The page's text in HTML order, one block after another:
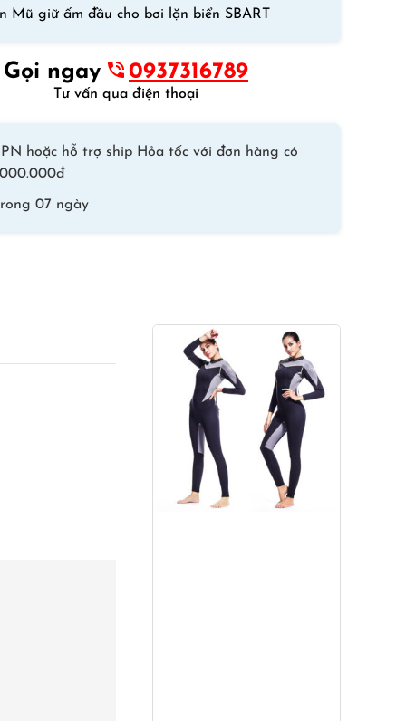
Mũ
đầu
bơi
lặn
số
Mũ giữ ấm đầu cho bơi lặn biển SBART
Gọi ngay 0937316789
Tư vấn qua điện thoại
hoặc hỗ trợ ship Hỏa tốc với đơn hàng có
07 ngày